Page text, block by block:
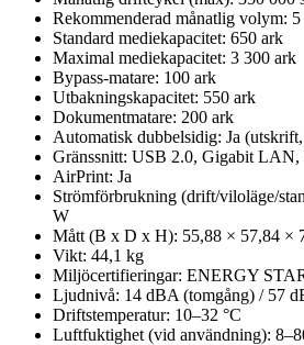
Rekommenderad månatlig volym:
Standard mediekapacitet: 650 ark
Maximal mediekapacitet: 3 300 ark
Bypass-matare: 100 ark
Utbakningskapacitet: 550 ark
Dokumentmatare: 200 ark
Automatisk dubbelsidig: Ja
Gränssnitt: USB 2.0, Gigabit LAN,
AirPrint: Ja
Strömförbrukning (drift/viloläge/
W
Mått (B x D x H): 55,88 × 57,84 ×
Vikt: 44,1 kg
Miljöcertifieringar: ENERGY
Ljudnivå: 14 dBA (tomgång) / 57
Driftstemperatur: 10–32 °C
Luftfuktighet (vid användning):